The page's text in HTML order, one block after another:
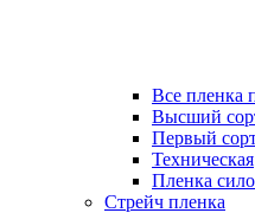
Все пленка
Высший
Первый
Техническая
Пленка
Стрейч пленка